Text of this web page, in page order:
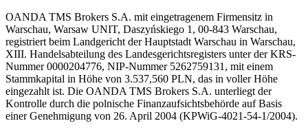
OANDA TMS Brokers S.A. mit eingetragenem Firmensitz in
Warschau, Warsaw UNIT, Daszyńskiego 1, 00-843 Warschau,
registriert beim Landgericht der Hauptstadt Warschau in Warschau,
XIII. Handelsabteilung des Landesgerichtsregisters unter der KRS-
Nummer 0000204776, NIP-Nummer 5262759131, mit einem
Stammkapital in Höhe von 3.537,560 PLN, das in voller Höhe
eingezahlt ist. Die OANDA TMS Brokers S.A. unterliegt der
Kontrolle durch die polnische Finanzaufsichtsbehörde auf Basis
einer Genehmigung von 26. April 2004 (KPWiG-4021-54-1/2004).